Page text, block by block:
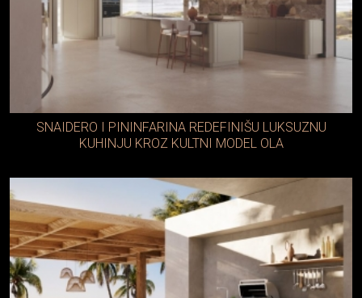
SNAIDERO I PININFARINA REDEFINIŠU LUKSUZNU
KUHINJU KROZ KULTNI MODEL OLA